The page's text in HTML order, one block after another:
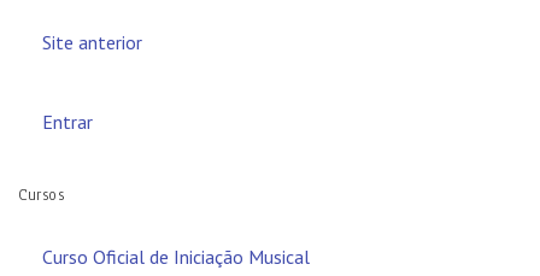
Site anterior
Entrar
Cursos
Curso Oficial de Iniciação Musical